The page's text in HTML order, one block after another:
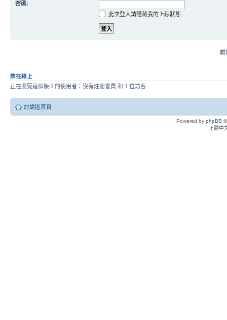
密碼:
此次登入請隱藏我的上線狀態
前
誰在線上
正在瀏覽這個版面的使用者：沒有註冊會員 和 1 位訪客
討論區首頁
Powered by phpBB
正體中